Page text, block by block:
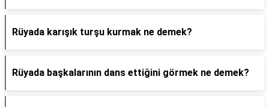
Rüyada karışık turşu kurmak ne demek?
Rüyada başkalarının dans ettiğini görmek ne demek?